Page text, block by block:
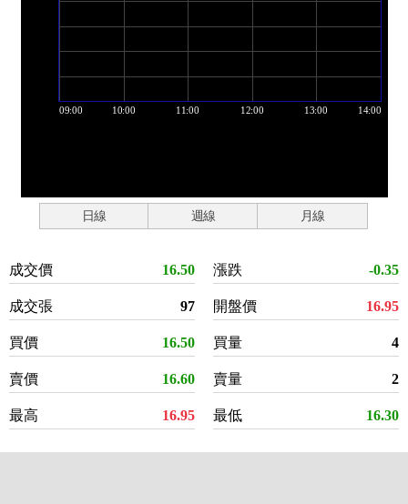
日線 週線 月線
成交價 16.50
成交張 97
買價 16.50
賣價 16.60
最高 16.95
漲跌 -0.35
開盤價 16.95
買量 4
賣量 2
最低 16.30